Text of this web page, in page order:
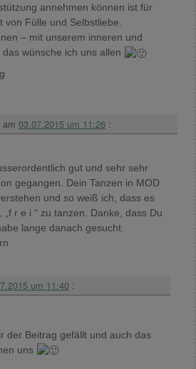
annehmen können ist für
von Fülle und Selbstliebe.
– mit unserem inneren und
wünsche ich uns allen
am 03.07.2015 um 11:26 :
gut und sehr sehr
gegangen. Dein Tanzen in MOD
und so weiß ich, dass es
r e i “ zu tanzen. Danke, dass Du
lange danach gesucht.
um 11:40 :
der Beitrag gefällt und auch das
uns